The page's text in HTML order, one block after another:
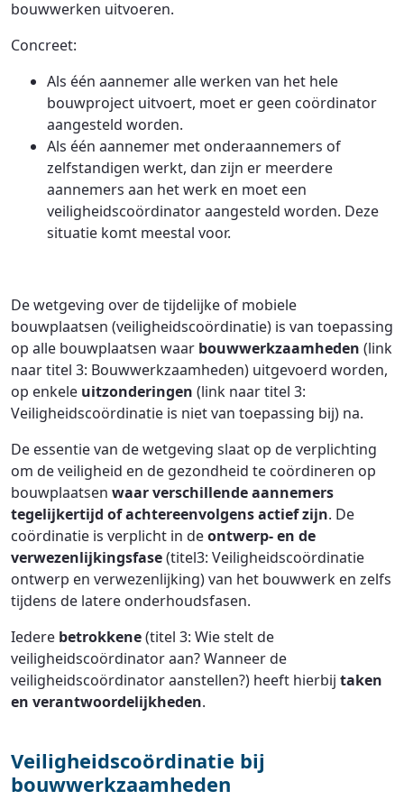
bouwwerken uitvoeren.
Concreet:
Als één aannemer alle werken van het hele
bouwproject uitvoert, moet er geen coördinator
aangesteld worden.
Als één aannemer met onderaannemers of
zelfstandigen werkt, dan zijn er meerdere
aannemers aan het werk en moet een
veiligheidscoördinator aangesteld worden. Deze
situatie komt meestal voor.
De wetgeving over de tijdelijke of mobiele
bouwplaatsen (veiligheidscoördinatie) is van toepassing
op alle bouwplaatsen waar bouwwerkzaamheden (link
naar titel 3: Bouwwerkzaamheden) uitgevoerd worden,
op enkele uitzonderingen (link naar titel 3:
Veiligheidscoördinatie is niet van toepassing bij) na.
De essentie van de wetgeving slaat op de verplichting
om de veiligheid en de gezondheid te coördineren op
bouwplaatsen waar verschillende aannemers
tegelijkertijd of achtereenvolgens actief zijn. De
coördinatie is verplicht in deontwerp- en de
verwezenlijkingsfase(titel3: Veiligheidscoördinatie
ontwerp en verwezenlijking) van het bouwwerk en zelfs
tijdens de latere onderhoudsfasen.
Iedere betrokkene(titel 3: Wie stelt de
veiligheidscoördinator aan? Wanneer de
veiligheidscoördinator aanstellen?) heeft hierbij taken
en verantwoordelijkheden.
Veiligheidscoördinatie bij
bouwwerkzaamheden